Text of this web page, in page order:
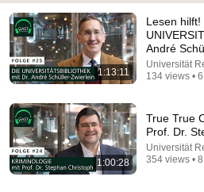
Prof. Dr. Christian Bauckhage
We haven't seen anything yet!
Mathe by Daniel Jung
Auto-dubbed
180K views
1:13:11
Lesen hilft!
André
Universität
134 views •
1:00:28
True True
Prof. Dr.
Universität
354 views •